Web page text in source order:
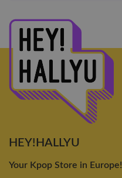
HEY!HALLYU
Your Kpop Store in Europe!